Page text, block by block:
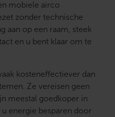
mobiele airco
zonder technische
aan op een raam, steek
en u bent klaar om te
kosteneffectiever dan
Ze vereisen geen
meestal goedkoper in
energie besparen door